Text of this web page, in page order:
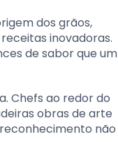
dos grãos,
inovadoras.
de sabor que um
Chefs ao redor do
obras de arte
não